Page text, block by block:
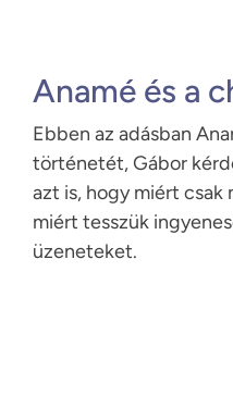
Anamé és a
Ebben az adásban
történetét, Gábor
azt is, hogy miért csak
miért tesszük
üzeneteket.